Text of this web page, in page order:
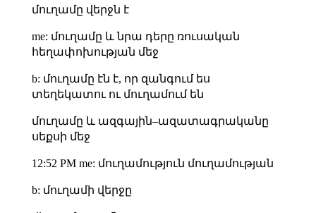
մուղամը վերջն է
me: մուղամը և նրա դերը ռուսական
հեղափոխության մեջ
b: մուղամը էն է, որ զանգում ես
տեղեկատու ու մուղամում են
մուղամը և ազգային–ազատագրականը
սեքսի մեջ
12:52 PM me: մուղամություն մուղամության
b: մուղամի վերջը